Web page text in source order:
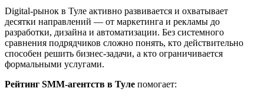
Digital-рынок в Туле активно развивается и охватывает
десятки направлений — от маркетинга и рекламы до
разработки, дизайна и автоматизации. Без системного
сравнения подрядчиков сложно понять, кто действительно
способен решить бизнес-задачи, а кто ограничивается
формальными услугами.
Рейтинг SMM‑агентств в Туле помогает: